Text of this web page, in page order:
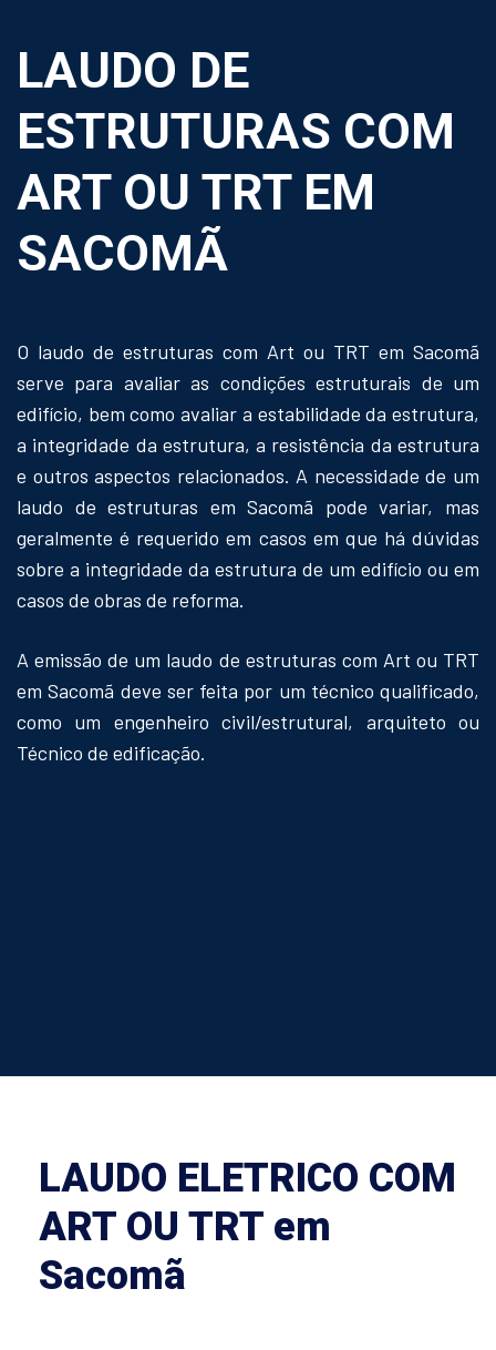
LAUDO DE
ESTRUTURAS COM
ART OU TRT EM
SACOMÃ
O laudo de estruturas com Art ou TRT em Sacomã
serve para avaliar as condições estruturais de um
edifício, bem como avaliar a estabilidade da estrutura,
a integridade da estrutura, a resistência da estrutura
e outros aspectos relacionados. A necessidade de um
laudo de estruturas em Sacomã pode variar, mas
geralmente é requerido em casos em que há dúvidas
sobre a integridade da estrutura de um edifício ou em
casos de obras de reforma.
A emissão de um laudo de estruturas com Art ou TRT
em Sacomã deve ser feita por um técnico qualificado,
como um engenheiro civil/estrutural, arquiteto ou
Técnico de edificação.
LAUDO ELETRICO COM
ART OU TRT em
Sacomã